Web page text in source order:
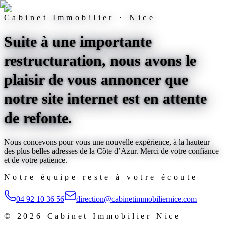
Cabinet Immobilier · Nice
Suite à une importante
restructuration, nous avons le
plaisir de vous annoncer que
notre site internet est en attente
de refonte.
Nous concevons pour vous une nouvelle expérience, à la hauteur
des plus belles adresses de la Côte d’Azur. Merci de votre confiance
et de votre patience.
Notre équipe reste à votre écoute
04 92 10 36 56
direction@cabinetimmobiliernice.com
© 2026 Cabinet Immobilier Nice